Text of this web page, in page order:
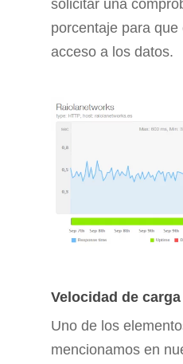
solicitar una
porcentaje para
acceso a los datos.
Velocidad de carga
Uno de los
mencionamos en